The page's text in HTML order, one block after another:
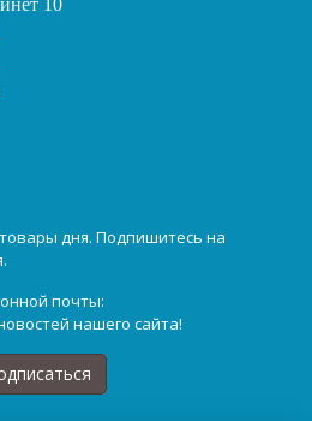
10
дня. Подпишитесь на
почты:
нашего сайта!